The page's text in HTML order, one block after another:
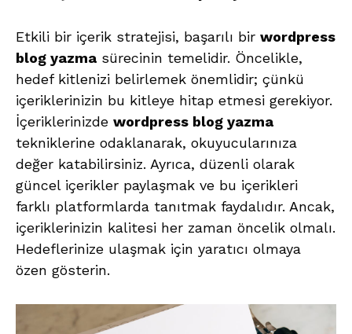
Etkili bir içerik stratejisi, başarılı bir wordpress
blog yazma sürecinin temelidir. Öncelikle,
hedef kitlenizi belirlemek önemlidir; çünkü
içeriklerinizin bu kitleye hitap etmesi gerekiyor.
İçeriklerinizde wordpress blog yazma
tekniklerine odaklanarak, okuyucularınıza
değer katabilirsiniz. Ayrıca, düzenli olarak
güncel içerikler paylaşmak ve bu içerikleri
farklı platformlarda tanıtmak faydalıdır. Ancak,
içeriklerinizin kalitesi her zaman öncelik olmalı.
Hedeflerinize ulaşmak için yaratıcı olmaya
özen gösterin.